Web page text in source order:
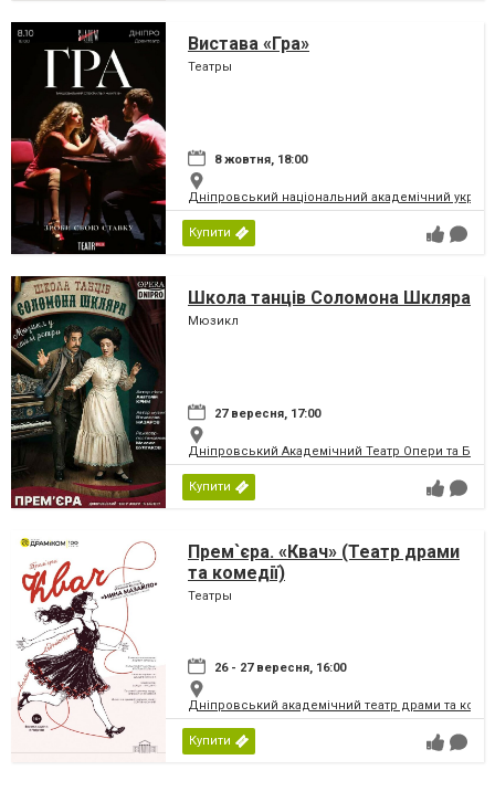
Вистава «Гра»
Театры
8 жовтня, 18:00
Дніпровський національний академічний
Купити
Школа танців Соломона Шкляра
Мюзикл
27 вересня, 17:00
Дніпровський Академічний Театр Опери та
Купити
Прем`єра. «Квач» (Театр драми
та комедії)
Театры
26 - 27 вересня, 16:00
Дніпровський академічний театр драми та
Купити